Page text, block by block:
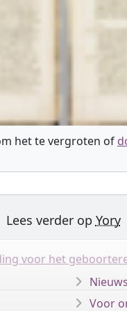
het te vergroten of
Lees verder op Yory
voor het
Voor